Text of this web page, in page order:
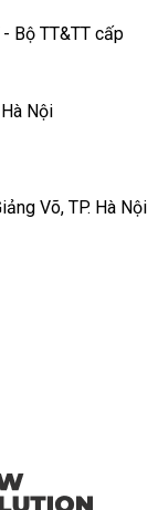
Bộ TT&TT cấp
Nội
Võ, TP. Hà Nội